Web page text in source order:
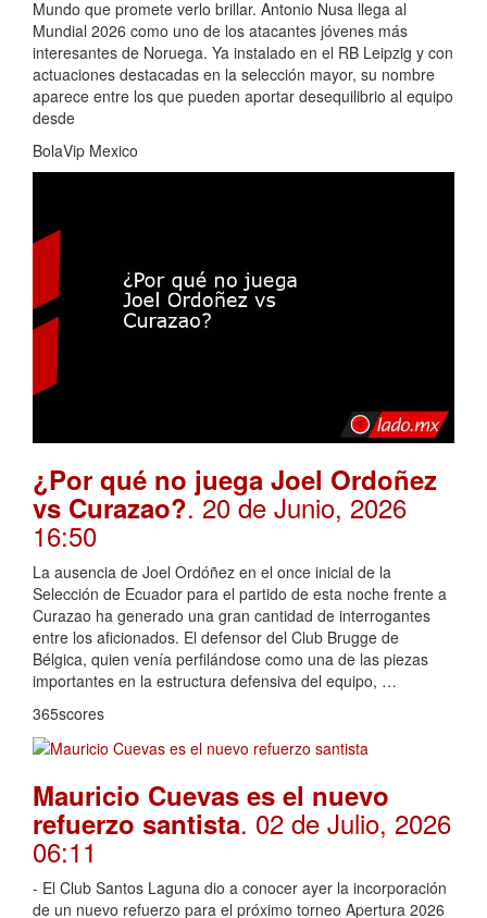
Mundo que promete verlo brillar. Antonio Nusa llega al
Mundial 2026 como uno de los atacantes jóvenes más
interesantes de Noruega. Ya instalado en el RB Leipzig y con
actuaciones destacadas en la selección mayor, su nombre
aparece entre los que pueden aportar desequilibrio al equipo
desde
BolaVip Mexico
¿Por qué no juega Joel Ordoñez
vs Curazao?. 20 de Junio, 2026
16:50
La ausencia de Joel Ordóñez en el once inicial de la
Selección de Ecuador para el partido de esta noche frente a
Curazao ha generado una gran cantidad de interrogantes
entre los aficionados. El defensor del Club Brugge de
Bélgica, quien venía perfilándose como una de las piezas
importantes en la estructura defensiva del equipo, …
365scores
Mauricio Cuevas es el nuevo
refuerzo santista. 02 de Julio, 2026
06:11
- El Club Santos Laguna dio a conocer ayer la incorporación
de un nuevo refuerzo para el próximo torneo Apertura 2026